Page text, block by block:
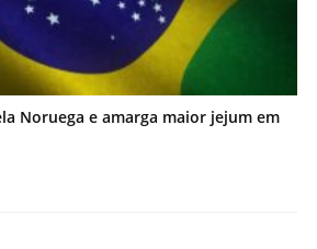
Noruega e amarga maior jejum em